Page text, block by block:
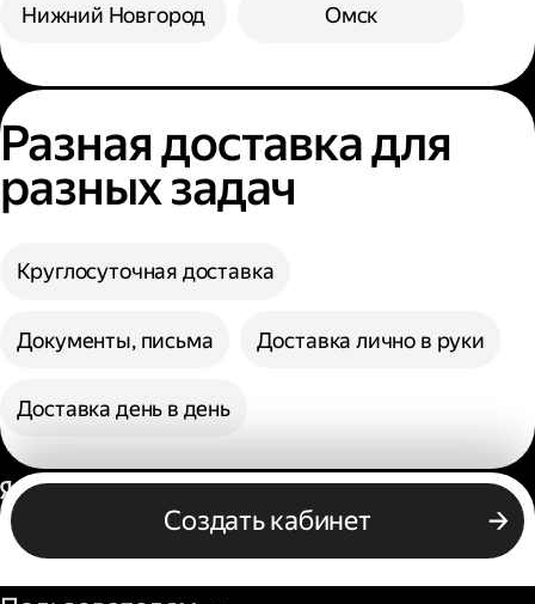
Нижний Новгород Омск
Разная доставка для
разных задач
Круглосуточная доставка
Документы, письма Доставка лично в руки
Доставка день в день
Создать кабинет
Россия
Бизнесу